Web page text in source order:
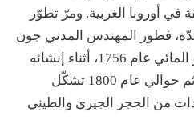
في أوروبا الغربية. ومرّ تطوّر
فطور المهندس المدني جون
سميتونJohn Smeaton الجير المائي عام 1756، أثناء إنشائه
لمنارة إديستون في إنجلترا. ثم حوالي عام 1800 تشكّل
من الحجر الجيري والطيني